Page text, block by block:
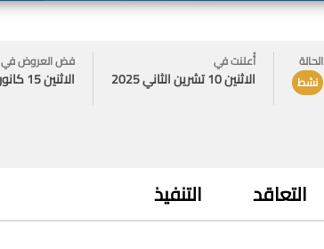
الحالة
نشط
أُعلنت في
الاثنين 10 تشرين الثاني 2025
فض العروض في
الاثنين 15 كانون الأول 2025
التعاقد التنفيذ